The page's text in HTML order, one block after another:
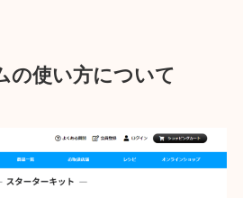
の使い方について